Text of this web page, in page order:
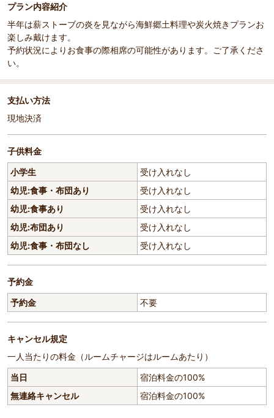
プラン内容紹介
半年は薪ストーブの炎を見ながら海鮮郷土料理や炭火焼きプランお
楽しみ戴けます。
予約状況によりお食事の際相席の可能性があります。ご了承くださ
い。
支払い方法
現地決済
子供料金
小学生
受け入れなし
幼児:食事・布団あり
受け入れなし
幼児:食事あり
受け入れなし
幼児:布団あり
受け入れなし
幼児:食事・布団なし
受け入れなし
予約金
予約金
不要
キャンセル規定
一人当たりの料金（ルームチャージはルームあたり）
当日
宿泊料金の100%
無連絡キャンセル
宿泊料金の100%